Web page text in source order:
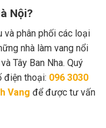
Nội?
và phân phối các loại
nhà làm vang nổi
Tây Ban Nha. Quý
điện thoại: 096 3030
Vang để được tư vấn